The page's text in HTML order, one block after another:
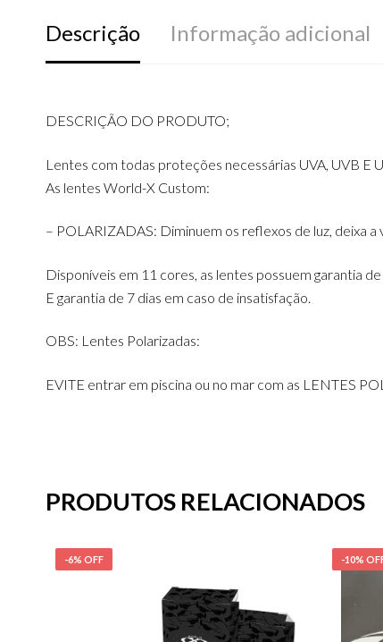
Descrição Informação adicional
DESCRIÇÃO DO PRODUTO;
Lentes com todas proteções necessárias UVA, UVB E
As lentes World-X Custom:
– POLARIZADAS: Diminuem os reflexos de luz, deixa
Disponíveis em 11 cores, as lentes possuem garantia
E garantia de 7 dias em caso de insatisfação.
OBS: Lentes Polarizadas:
EVITE entrar em piscina ou no mar com as LENTES
PRODUTOS RELACIONADOS
-6% OFF -10%